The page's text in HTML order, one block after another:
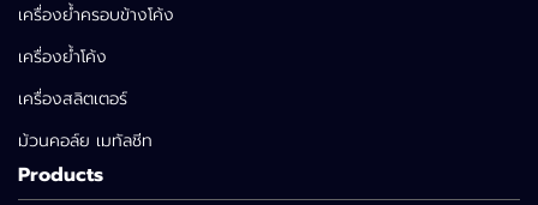
เครื่องย้ำครอบข้างโค้ง
เครื่องย้ำโค้ง
เครื่องสลิตเตอร์
ม้วนคอล์ย เมทัลชีท
Products